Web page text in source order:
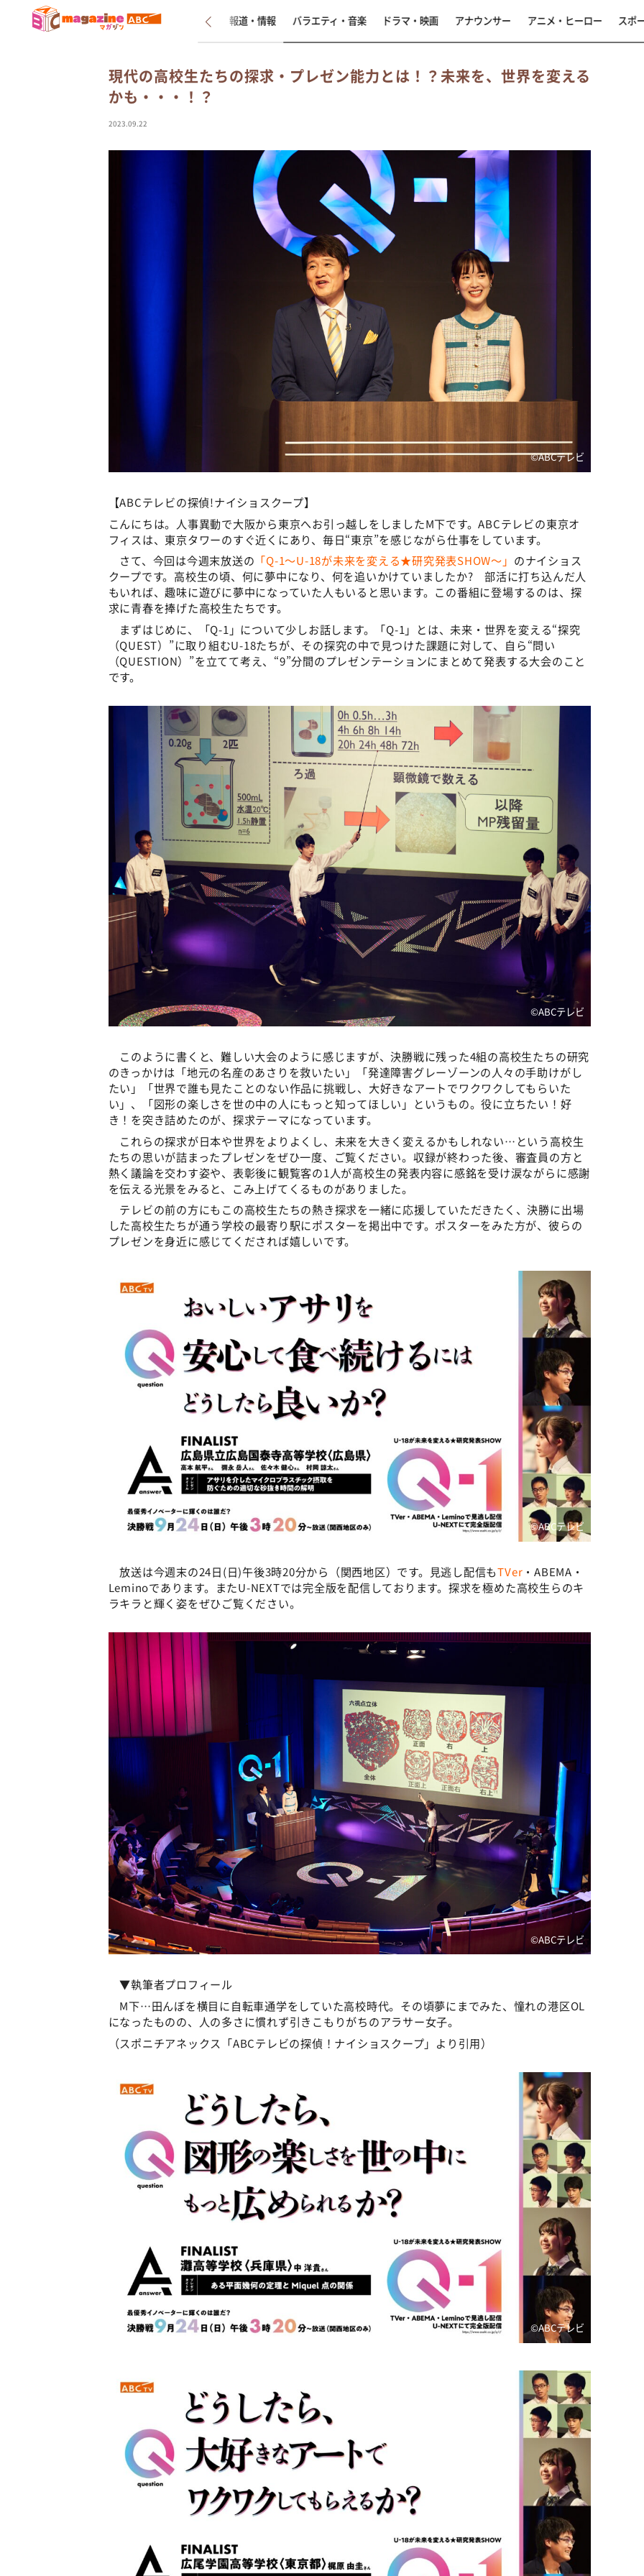
新着 インタビュー 報道・情報 バラエティ・音楽 ドラマ・映画 アナウンサー アニメ・ヒーロー スポ
現代の高校生たちの探求・プレゼン能力とは！？未来を、世界を変える
かも・・・！？
2023.09.22
©️ABCテレビ
【ABCテレビの探偵!ナイショスクープ】
こんにちは。人事異動で大阪から東京へお引っ越しをしましたM下です。ABCテレビの東京オ
フィスは、東京タワーのすぐ近くにあり、毎日“東京”を感じながら仕事をしています。
さて、今回は今週末放送の 「Q-1～U-18が未来を変える★研究発表SHOW～」 のナイショス
クープです。高校生の頃、何に夢中になり、何を追いかけていましたか? 部活に打ち込んだ人
もいれば、趣味に遊びに夢中になっていた人もいると思います。この番組に登場するのは、探
求に青春を捧げた高校生たちです。
まずはじめに、「Q-1」について少しお話します。「Q-1」とは、未来・世界を変える“探究
（QUEST）”に取り組むU-18たちが、その探究の中で見つけた課題に対して、自ら“問い
（QUESTION）”を立てて考え、“9”分間のプレゼンテーションにまとめて発表する大会のこと
です。
©️ABCテレビ
このように書くと、難しい大会のように感じますが、決勝戦に残った4組の高校生たちの研究
のきっかけは「地元の名産のあさりを救いたい」「発達障害グレーゾーンの人々の手助けがし
たい」「世界で誰も見たことのない作品に挑戦し、大好きなアートでワクワクしてもらいた
い」、「図形の楽しさを世の中の人にもっと知ってほしい」というもの。役に立ちたい！好
き！を突き詰めたのが、探求テーマになっています。
これらの探求が日本や世界をよりよくし、未来を大きく変えるかもしれない…という高校生
たちの思いが詰まったプレゼンをぜひ一度、ご覧ください。収録が終わった後、審査員の方と
熱く議論を交わす姿や、表彰後に観覧客の1人が高校生の発表内容に感銘を受け涙ながらに感謝
を伝える光景をみると、こみ上げてくるものがありました。
テレビの前の方にもこの高校生たちの熱き探求を一緒に応援していただきたく、決勝に出場
した高校生たちが通う学校の最寄り駅にポスターを掲出中です。ポスターをみた方が、彼らの
プレゼンを身近に感じてくだされば嬉しいです。
©️ABCテレビ
放送は今週末の24日(日)午後3時20分から（関西地区）です。見逃し配信もTVer ・ABEMA・
Leminoであります。またU-NEXTでは完全版を配信しております。探求を極めた高校生らのキ
ラキラと輝く姿をぜひご覧ください。
©️ABCテレビ
▼執筆者プロフィール
M下…田んぼを横目に自転車通学をしていた高校時代。その頃夢にまでみた、憧れの港区OL
になったものの、人の多さに慣れず引きこもりがちのアラサー女子。
（スポニチアネックス「ABCテレビの探偵！ナイショスクープ」より引用）
©️ABCテレビ